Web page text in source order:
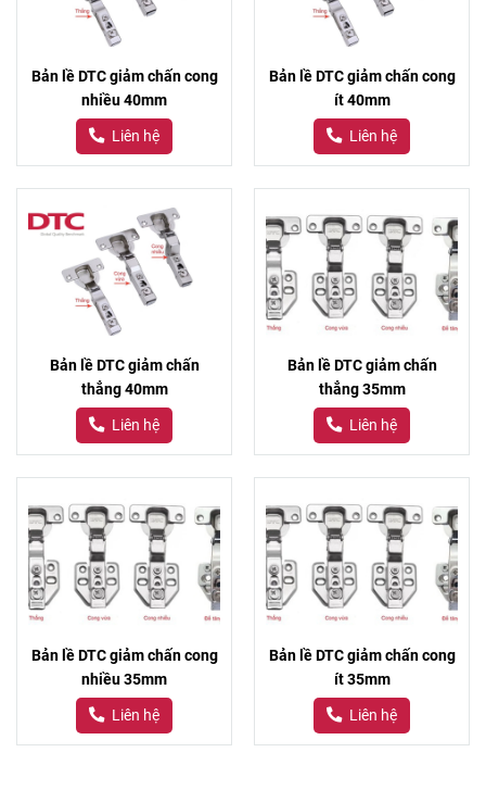
Bản lề DTC giảm chấn cong
nhiều 40mm
Liên hệ
Bản lề DTC giảm chấn cong
ít 40mm
Liên hệ
Bản lề DTC giảm chấn
thẳng 40mm
Liên hệ
Bản lề DTC giảm chấn
thẳng 35mm
Liên hệ
Bản lề DTC giảm chấn cong
nhiều 35mm
Liên hệ
Bản lề DTC giảm chấn cong
ít 35mm
Liên hệ